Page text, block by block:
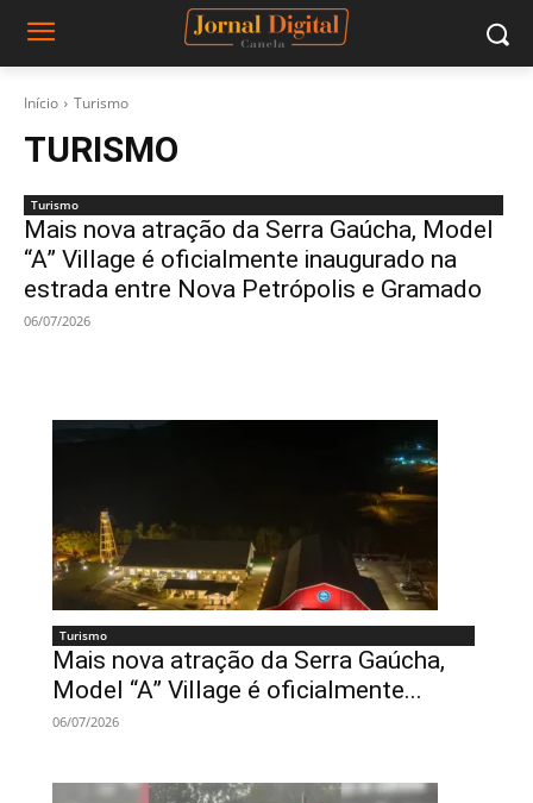
Início Turismo
TURISMO
Turismo
Mais nova atração da Serra Gaúcha, Model
“A” Village é oficialmente inaugurado na
estrada entre Nova Petrópolis e Gramado
06/07/2026
Turismo
Mais nova atração da Serra Gaúcha,
Model “A” Village é oficialmente...
06/07/2026